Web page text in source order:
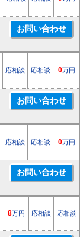
応相談 応相談 0万円
応相談 応相談 0万円
8万円 応相談 応相談